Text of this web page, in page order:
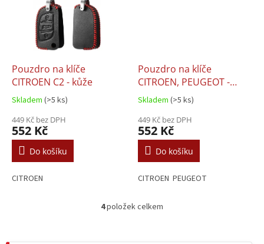
Pouzdro na klíče
CITROEN C2 - kůže
Skladem (>5 ks)
449 Kč bez DPH
552 Kč
Do košíku
CITROEN
Pouzdro na klíče
CITROEN, PEUGEOT -
kůže
Skladem (>5 ks)
449 Kč bez DPH
552 Kč
Do košíku
CITROEN PEUGEOT
O
4položek celkem